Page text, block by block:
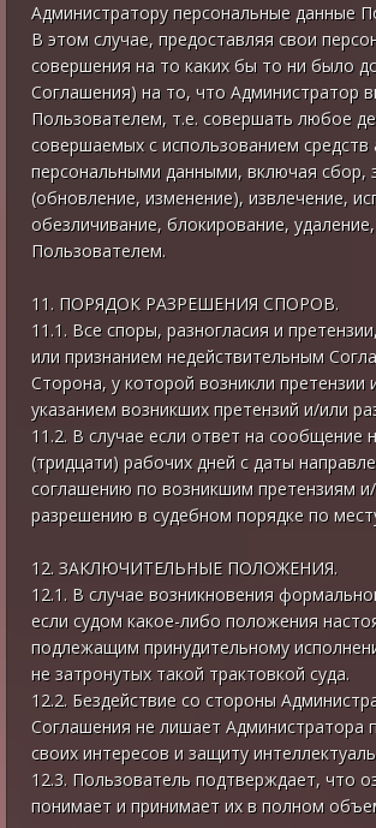
Администратору персональные данные
В этом случае, предоставляя свои
совершения на то каких бы то ни было
Соглашения) на то, что Администратор
Пользователем, т.е. совершать любое
совершаемых с использованием
персональными данными, включая сбор,
(обновление, изменение), извлечение,
обезличивание, блокирование,
Пользователем.
11. ПОРЯДОК РАЗРЕШЕНИЯ СПОРОВ.
11.1. Все споры, разногласия и
или признанием недействительным
Сторона, у которой возникли
указанием возникших претензий и/или
11.2. В случае если ответ на
(тридцати) рабочих дней с даты
соглашению по возникшим претензиям
разрешению в судебном порядке по
12. ЗАКЛЮЧИТЕЛЬНЫЕ ПОЛОЖЕНИЯ.
12.1. В случае возникновения
если судом какое-либо положения
подлежащим принудительному
не затронутых такой трактовкой суда.
12.2. Бездействие со стороны
Соглашения не лишает Администратора
своих интересов и защиту
12.3. Пользователь подтверждает, что
понимает и принимает их в полном